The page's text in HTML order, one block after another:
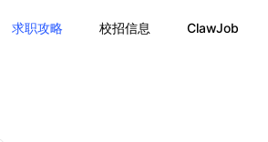
求职攻略 校招信息 ClawJob